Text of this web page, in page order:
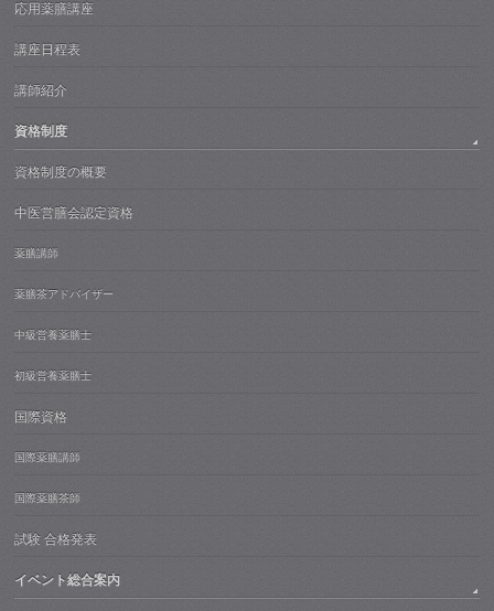
応用薬膳講座
講座日程表
講師紹介
資格制度
資格制度の概要
中医営膳会認定資格
薬膳講師
薬膳茶アドバイザー
中級営養薬膳士
初級営養薬膳士
国際資格
国際薬膳講師
国際薬膳茶師
試験 合格発表
イベント総合案内